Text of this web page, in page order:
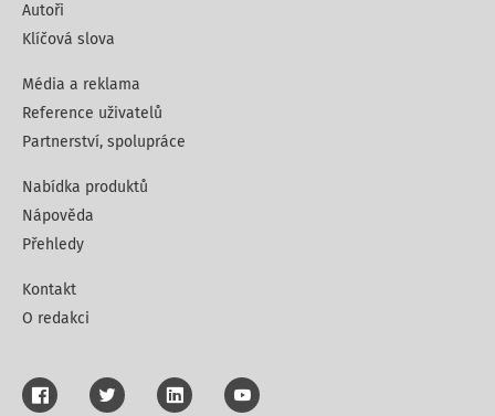
Autoři
Klíčová slova
Média a reklama
Reference uživatelů
Partnerství, spolupráce
Nabídka produktů
Nápověda
Přehledy
Kontakt
O redakci